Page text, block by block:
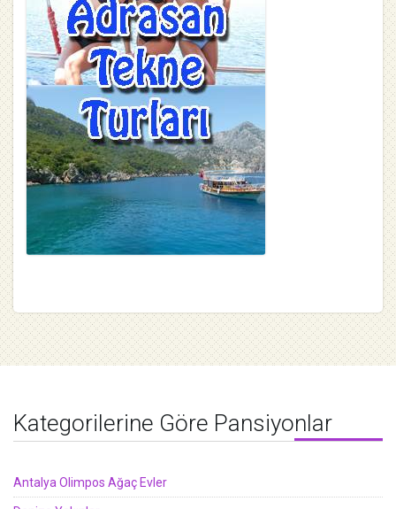
Kategorilerine Göre Pansiyonlar
Antalya Olimpos Ağaç Evler